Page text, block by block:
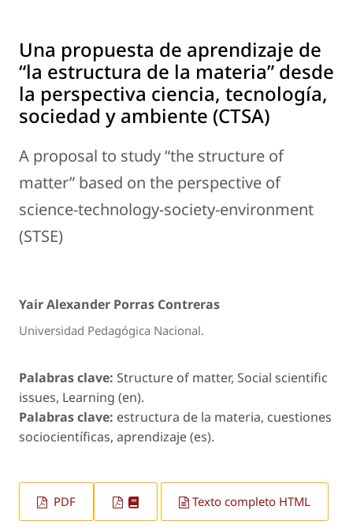
Una propuesta de aprendizaje de
“la estructura de la materia” desde
la perspectiva ciencia, tecnología,
sociedad y ambiente (CTSA)
A proposal to study “the structure of
matter” based on the perspective of
science-technology-society-environment
(STSE)
Yair Alexander Porras Contreras
Universidad Pedagógica Nacional.
Palabras clave: Structure of matter, Social scientific
issues, Learning (en).
Palabras clave: estructura de la materia, cuestiones
sociocientíficas, aprendizaje (es).
PDF Texto completo HTML